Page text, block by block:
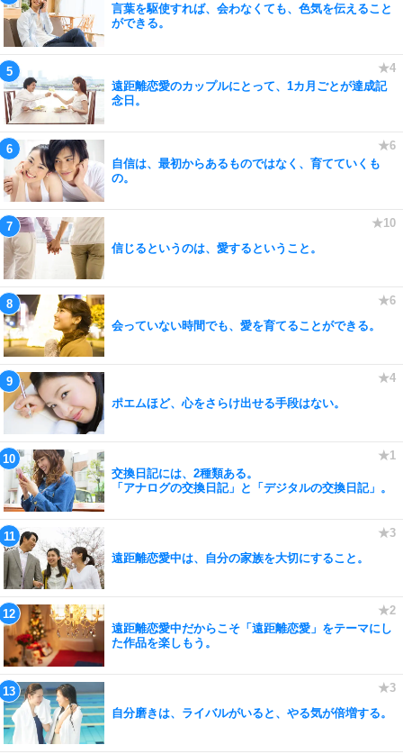
言葉を駆使すれば、会わなくても、色気を伝えること
ができる。
遠距離恋愛のカップルにとって、1カ月ごとが達成記
念日。
自信は、最初からあるものではなく、育てていくも
の。
信じるというのは、愛するということ。
会っていない時間でも、愛を育てることができる。
ポエムほど、心をさらけ出せる手段はない。
交換日記には、2種類ある。
「アナログの交換日記」と「デジタルの交換日記」。
遠距離恋愛中は、自分の家族を大切にすること。
遠距離恋愛中だからこそ「遠距離恋愛」をテーマにし
た作品を楽しもう。
自分磨きは、ライバルがいると、やる気が倍増する。